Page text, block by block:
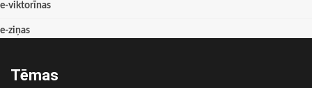
e-viktorīnas
e-ziņas
Tēmas